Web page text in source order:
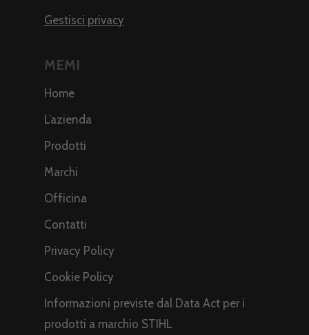
Gestisci privacy
MEMI
Home
L’azienda
Prodotti
Marchi
Officina
Contatti
Privacy Policy
Cookie Policy
Informazioni previste dal Data Act per i
prodotti a marchio STIHL